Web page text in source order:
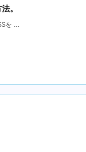
。
を ...